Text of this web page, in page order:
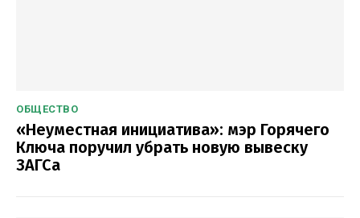
ОБЩЕСТВО
«Неуместная инициатива»: мэр Горячего
Ключа поручил убрать новую вывеску
ЗАГСа